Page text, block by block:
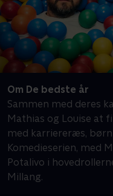
Om De bedste år
Sammen med deres
Mathias og Louise at
med karriereræs,
Komedieserien, med
Potalivo i
Millang.